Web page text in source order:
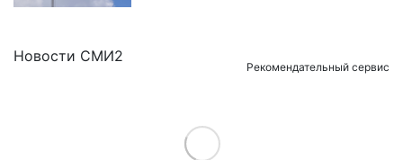
Новости СМИ2
Рекомендательный сервис
Load More